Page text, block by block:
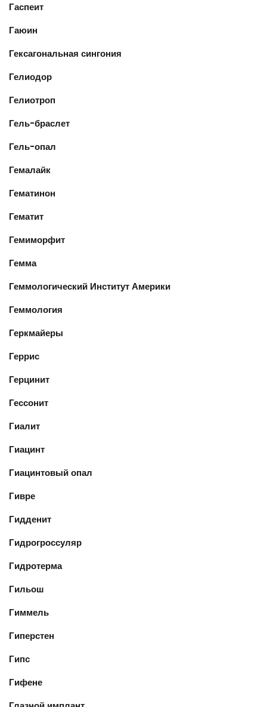
Гаспеит
Гаюин
Гексагональная сингония
Гелиодор
Гелиотроп
Гель-браслет
Гель-опал
Гемалайк
Гематинон
Гематит
Гемиморфит
Гемма
Геммологический Институт Америки
Геммология
Геркмайеры
Геррис
Герцинит
Гессонит
Гиалит
Гиацинт
Гиацинтовый опал
Гивре
Гидденит
Гидрогроссуляр
Гидротерма
Гильош
Гиммель
Гиперстен
Гипс
Гифене